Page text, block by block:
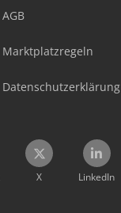
AGB
Marktplatzregeln
Datenschutzerklärung
X LinkedIn